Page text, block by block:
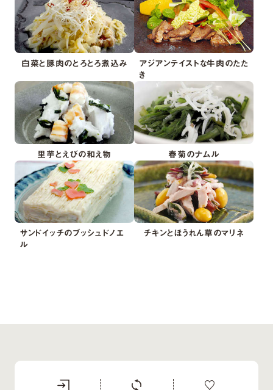
白菜と豚肉のとろとろ煮込み
アジアンテイストな牛肉のたた
き
里芋とえびの和え物 春菊のナムル
サンドイッチのブッシュドノエ
ル
チキンとほうれん草のマリネ